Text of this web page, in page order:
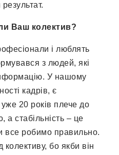
Ваш колектив?
і люблять
з людей, які
У нашому
кадрів, є
20 років плече до
а стабільність – це
все робимо правильно.
колективу, бо якби він